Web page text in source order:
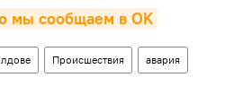
мы сообщаем в OK
Происшествия авария